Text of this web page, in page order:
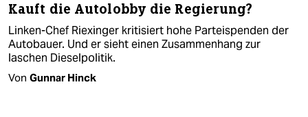
Kauft die Autolobby die Regierung?
Linken-Chef Riexinger kritisiert hohe Parteispenden der
Autobauer. Und er sieht einen Zusammenhang zur
laschen Dieselpolitik.
Von Gunnar Hinck